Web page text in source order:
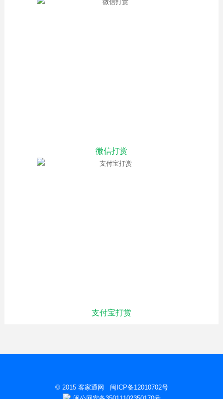
微信打赏
支付宝打赏
© 2015 客家通网
闽ICP备12010702号